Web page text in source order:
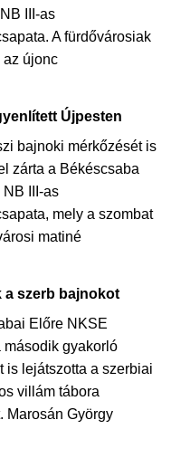
III-as
A fürdővárosiak
az újonc
Újpesten
bajnoki mérkőzését is
zárta a Békéscsaba
III-as
mely a szombat
matiné
a szerb bajnokot
Előre NKSE
második gyakorló
is lejátszotta a szerbiai
villám tábora
Marosán György